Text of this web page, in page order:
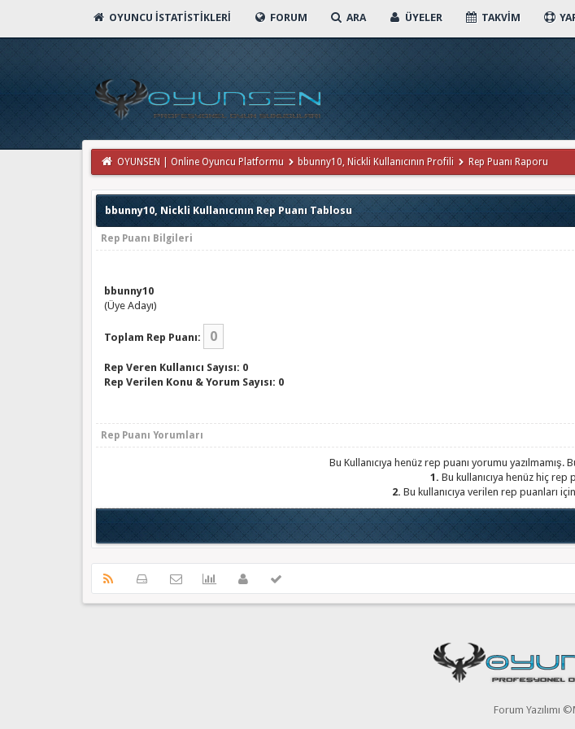
OYUNCU İSTATISTIKLERI FORUM ARA ÜYELER TAKVIM
OYUNSEN | Online Oyuncu Platformu bbunny10, Nickli Kullanıcının Profili Rep Puanı Raporu
bbunny10, Nickli Kullanıcının Rep Puanı Tablosu
Rep Puanı Bilgileri
bbunny10
(Üye Adayı)
Toplam Rep Puanı: 0
Rep Veren Kullanıcı Sayısı: 0
Rep Verilen Konu & Yorum Sayısı: 0
Rep Puanı Yorumları
Bu Kullanıcıya henüz rep puanı yorumu
1. Bu kullanıcıya henüz hiç rep
2. Bu kullanıcıya verilen rep puanları
Forum Yazılımı